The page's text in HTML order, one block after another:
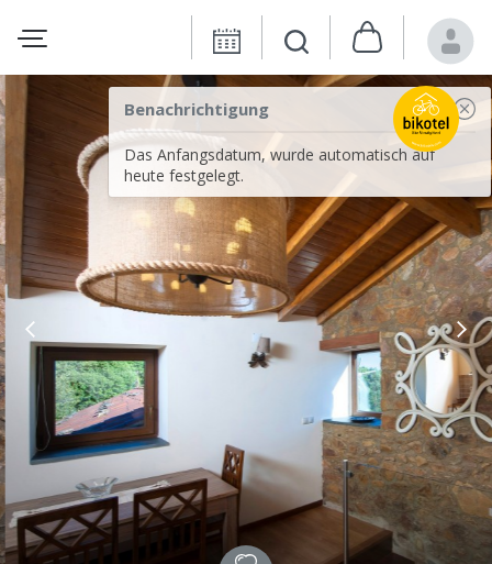
Benachrichtigung
Das Anfangsdatum, wurde automatisch auf
heute festgelegt.